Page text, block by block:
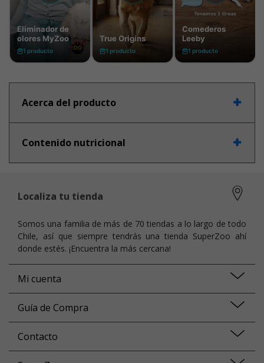
Acerca del producto
Contenido nutricional
Localiza tu tienda
Somos una familia de más de 70 tiendas a lo largo de todo
Chile, así que siempre tendrás una tienda SuperZoo ahí
donde estés. ¡Encuentra la más cercana!
Mi cuenta
Guía de Compra
Contacto